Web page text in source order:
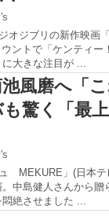
オジブリの新作映画
ントで「ケンティー
大きな注目が ...
風磨へ「
驚く「最
MEKURE」(日本
中島健人さんから
絶させました ...